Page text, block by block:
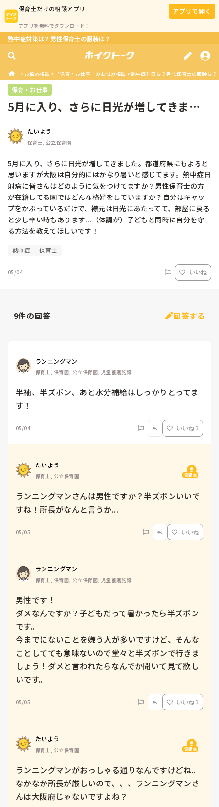
保育士だけの相談アプリ
アプリを無料でダウンロード！
アプリで開く
熱中症対策は？男性保育士の服装は？
お悩み相談 「保育・お仕事」のお悩み相談 熱中症対策は？男性保育士の服装は？
保育・お仕事
5月に入り、さらに日光が増してきまし
たいよう
保育士, 公立保育園
5月に入り、さらに日光が増してきました。都道府県にもよると
思いますが大阪は自分的にはかなり暑いと感じてます。熱中症日
射病に皆さんはどのように気をつけてますか？男性保育士の方
が在籍してる園ではどんな格好をしていますか？自分はキャッ
プをかぶっているだけで、襟元は日光にあたってて、部屋に戻る
と少し辛い時もあります...（体調が）子どもと同時に自分を守
る方法を教えてほしいです！
熱中症 保育士
05/04 いいね
9件の回答 回答する
ランニングマン
保育士, 保育園, 公立保育園, 児童養護施設
半袖、半ズボン、あと水分補給はしっかりとってま
す！
05/04 いいね 1
たいよう
保育士, 公立保育園 質問主
ランニングマンさんは男性ですか？半ズボンいいで
すね！所長がなんと言うか...
05/05 いいね
ランニングマン
保育士, 保育園, 公立保育園, 児童養護施設
男性です！
ダメなんですか？子どもだって暑かったら半ズボン
です。
今までにないことを嫌う人が多いですけど、そんな
ことしてても意味ないので堂々と半ズボンで行きま
しょう！ダメと言われたらなんでか聞いて見て欲し
いです。
05/05 いいね 1
たいよう
保育士, 公立保育園 質問主
ランニングマンがおっしゃる通りなんですけどね...
なかなか所長が厳しいので、、、ランニングマンさ
んは大阪府じゃないですよね？